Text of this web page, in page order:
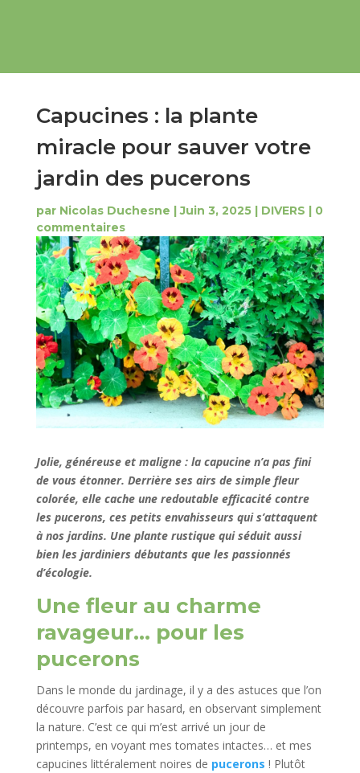
Capucines : la plante
miracle pour sauver votre
jardin des pucerons
par Nicolas Duchesne |Juin 3, 2025| DIVERS | 0
commentaires
Jolie, généreuse et maligne : la capucine n’a pas fini
de vous étonner. Derrière ses airs de simple fleur
colorée, elle cache une redoutable efficacité contre
les pucerons, ces petits envahisseurs qui s’attaquent
à nos jardins. Une plante rustique qui séduit aussi
bien les jardiniers débutants que les passionnés
d’écologie.
Une fleur au charme
ravageur… pour les
pucerons
Dans le monde du jardinage, il y a des astuces que l’on
découvre parfois par hasard, en observant simplement
la nature. C’est ce qui m’est arrivé un jour de
printemps, en voyant mes tomates intactes… et mes
capucines littéralement noires de pucerons ! Plutôt